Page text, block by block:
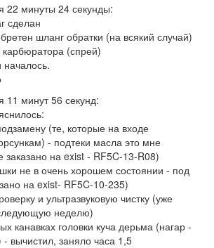
22 минуты 24 секунды:
сделан
шланг обратки (на всякий случай)
карбюратора (спрей)
11 минут 56 секунд:
(те, которые на входе
- подтеки масла это мне
заказано на exist - RF5C-13-R08)
не в очень хорошем состоянии - под
на exist- RF5C-10-235)
и ультразвуковую чистку (уже
неделю)
канавках головки куча дерьма (нагар -
- вычистил, заняло часа 1,5